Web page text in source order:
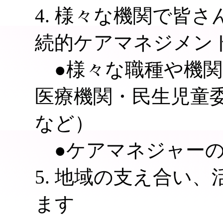
4. 様々な機関で皆さ
続的ケアマネジメン
●様々な職種や機
医療機関・民生児童
など）
●ケアマネジャー
5. 地域の支え合い、
ます